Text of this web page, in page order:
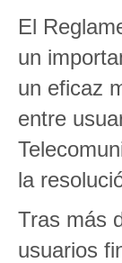
El
un
un eficaz
entre
la
Tras más
usuarios